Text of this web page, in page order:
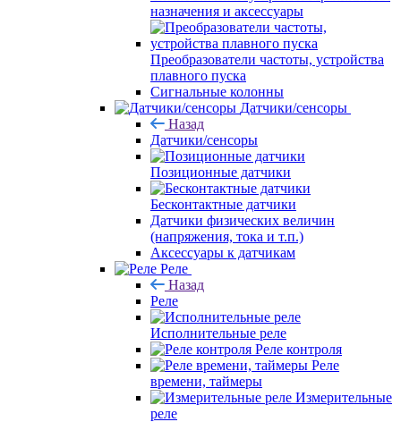
назначения и аксессуары
Преобразователи частоты, устройства
плавного пуска
Сигнальные колонны
Датчики/сенсоры
Назад
Датчики/сенсоры
Позиционные датчики
Бесконтактные датчики
Датчики физических величин
(напряжения, тока и т.п.)
Аксессуары к датчикам
Реле
Назад
Реле
Исполнительные реле
Реле контроля
Реле
времени, таймеры
Измерительные
реле